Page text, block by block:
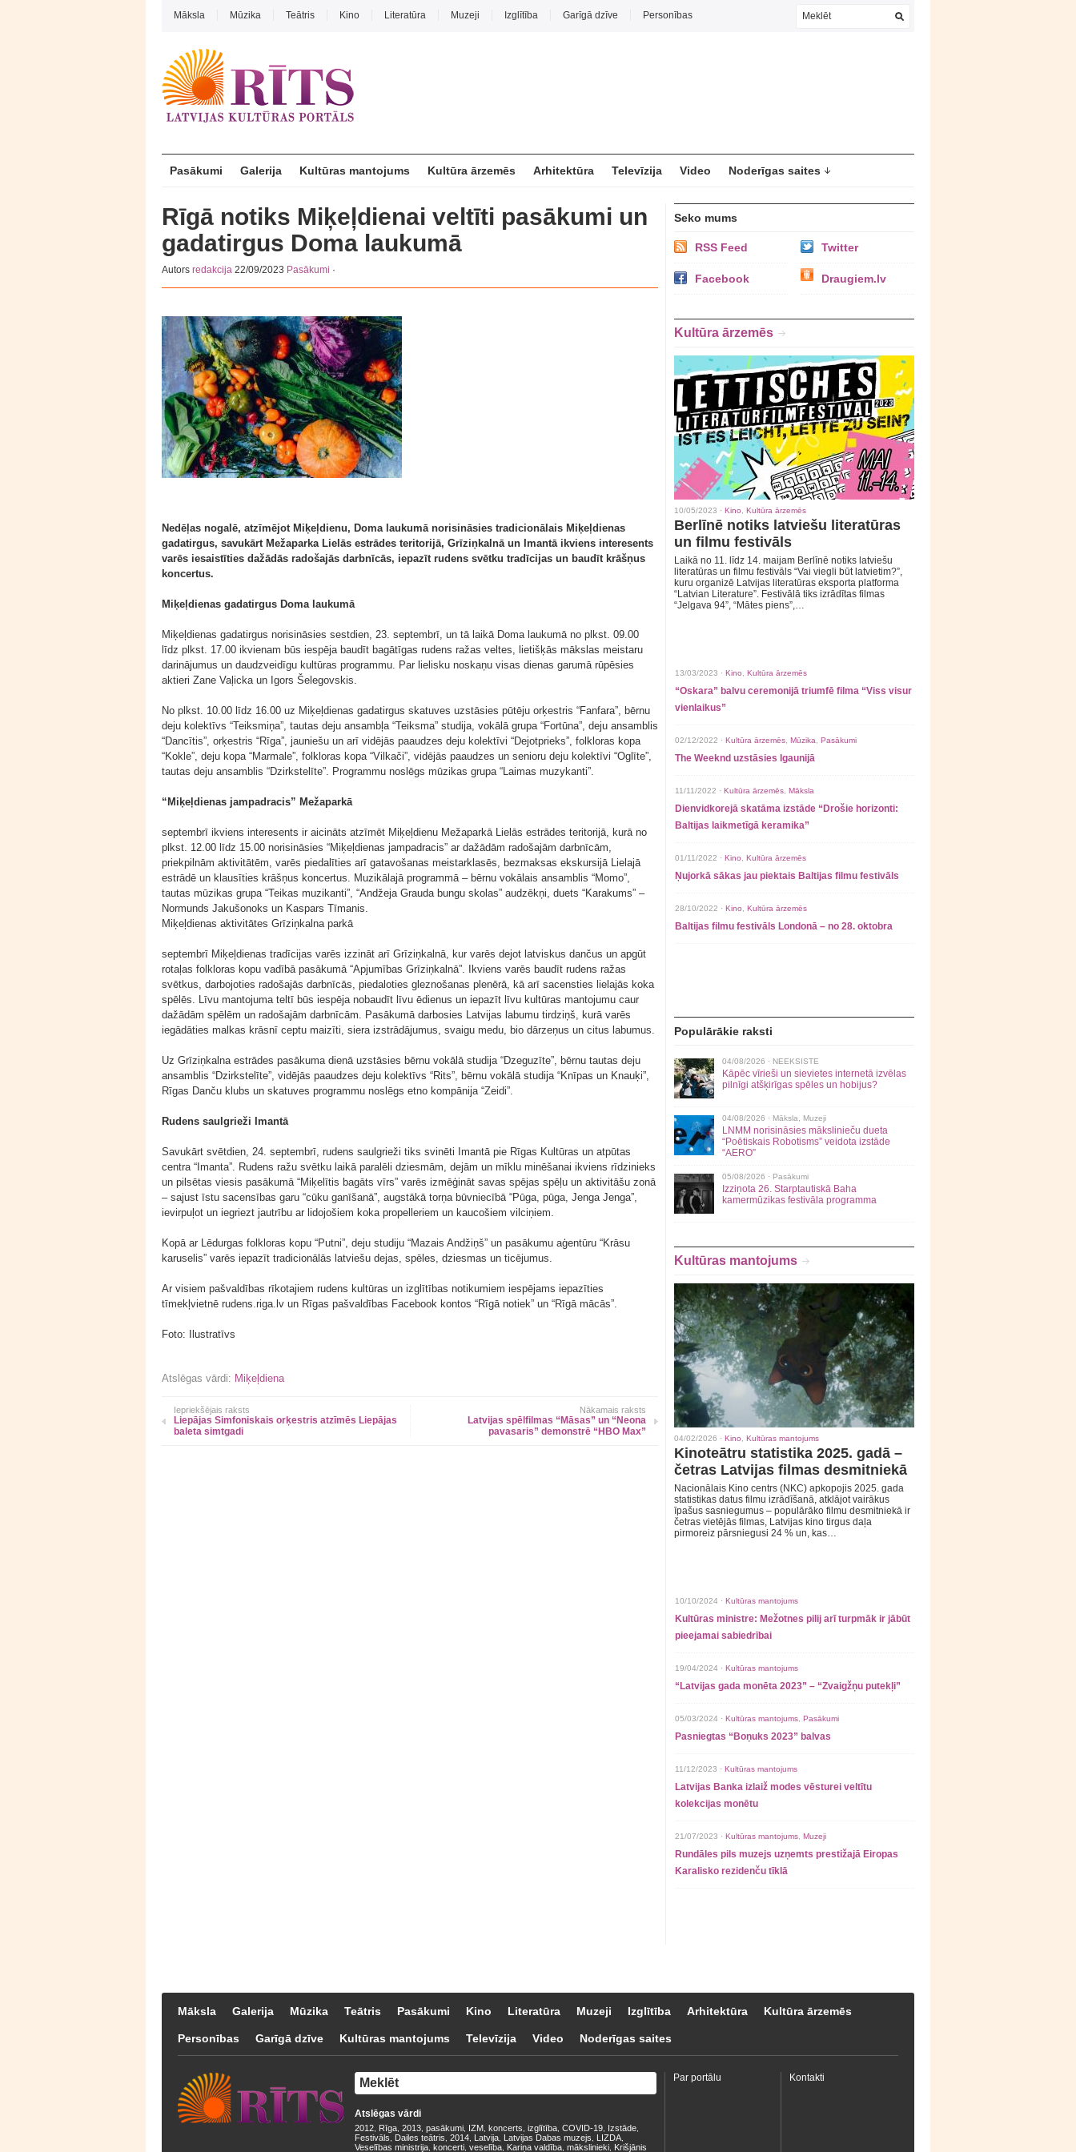
Māksla Mūzika Teātris Kino Literatūra Muzeji Izglītība Garīgā dzīve Personības
Pasākumi Galerija Kultūras mantojums Kultūra ārzemēs Arhitektūra Televīzija Video Noderīgas saites
Rīgā notiks Miķeļdienai veltīti pasākumi un
gadatirgus Doma laukumā
Autors redakcija 22/09/2023 Pasākumi ·
Nedēļas nogalē, atzīmējot Miķeļdienu, Doma laukumā norisināsies tradicionālais Miķeļdienas
gadatirgus, savukārt Mežaparka Lielās estrādes teritorijā, Grīziņkalnā un Imantā ikviens interesents
varēs iesaistīties dažādās radošajās darbnīcās, iepazīt rudens svētku tradīcijas un baudīt krāšņus
koncertus.
Miķeļdienas gadatirgus Doma laukumā
Miķeļdienas gadatirgus norisināsies sestdien, 23. septembrī, un tā laikā Doma laukumā no plkst. 09.00
līdz plkst. 17.00 ikvienam būs iespēja baudīt bagātīgas rudens ražas veltes, lietišķās mākslas meistaru
darinājumus un daudzveidīgu kultūras programmu. Par lielisku noskaņu visas dienas garumā rūpēsies
aktieri Zane Vaļicka un Igors Šelegovskis.
No plkst. 10.00 līdz 16.00 uz Miķeļdienas gadatirgus skatuves uzstāsies pūtēju orķestris “Fanfara”, bērnu
deju kolektīvs “Teiksmiņa”, tautas deju ansambļa “Teiksma” studija, vokālā grupa “Fortūna”, deju ansamblis
“Dancītis”, orķestris “Rīga”, jauniešu un arī vidējās paaudzes deju kolektīvi “Dejotprieks”, folkloras kopa
“Kokle”, deju kopa “Marmale”, folkloras kopa “Vilkači”, vidējās paaudzes un senioru deju kolektīvi “Oglīte”,
tautas deju ansamblis “Dzirkstelīte”. Programmu noslēgs mūzikas grupa “Laimas muzykanti”.
“Miķeļdienas jampadracis” Mežaparkā
septembrī ikviens interesents ir aicināts atzīmēt Miķeļdienu Mežaparkā Lielās estrādes teritorijā, kurā no
plkst. 12.00 līdz 15.00 norisināsies “Miķeļdienas jampadracis” ar dažādām radošajām darbnīcām,
priekpilnām aktivitātēm, varēs piedalīties arī gatavošanas meistarklasēs, bezmaksas ekskursijā Lielajā
estrādē un klausīties krāšņus koncertus. Muzikālajā programmā – bērnu vokālais ansamblis “Momo”,
tautas mūzikas grupa “Teikas muzikanti”, “Andžeja Grauda bungu skolas” audzēkņi, duets “Karakums” –
Normunds Jakušonoks un Kaspars Tīmanis.
Miķeļdienas aktivitātes Grīziņkalna parkā
septembrī Miķeļdienas tradīcijas varēs izzināt arī Grīziņkalnā, kur varēs dejot latviskus dančus un apgūt
rotaļas folkloras kopu vadībā pasākumā “Apjumības Grīziņkalnā”. Ikviens varēs baudīt rudens ražas
svētkus, darbojoties radošajās darbnīcās, piedaloties gleznošanas plenērā, kā arī sacensties lielajās koka
spēlēs. Līvu mantojuma teltī būs iespēja nobaudīt līvu ēdienus un iepazīt līvu kultūras mantojumu caur
dažādām spēlēm un radošajām darbnīcām. Pasākumā darbosies Latvijas labumu tirdziņš, kurā varēs
iegādāties malkas krāsnī ceptu maizīti, siera izstrādājumus, svaigu medu, bio dārzeņus un citus labumus.
Uz Grīziņkalna estrādes pasākuma dienā uzstāsies bērnu vokālā studija “Dzeguzīte”, bērnu tautas deju
ansamblis “Dzirkstelīte”, vidējās paaudzes deju kolektīvs “Rits”, bērnu vokālā studija “Knīpas un Knauķi”,
Rīgas Danču klubs un skatuves programmu noslēgs etno kompānija “Zeidi”.
Rudens saulgrieži Imantā
Savukārt svētdien, 24. septembrī, rudens saulgrieži tiks svinēti Imantā pie Rīgas Kultūras un atpūtas
centra “Imanta”. Rudens ražu svētku laikā paralēli dziesmām, dejām un mīklu minēšanai ikviens rīdzinieks
un pilsētas viesis pasākumā “Miķelītis bagāts vīrs” varēs izmēģināt savas spējas spēļu un aktivitāšu zonā
– sajust īstu sacensības garu “cūku ganīšanā”, augstākā torņa būvniecībā “Pūga, pūga, Jenga Jenga”,
ievirpuļot un iegriezt jautrību ar lidojošiem koka propelleriem un kaucošiem vilciņiem.
Kopā ar Lēdurgas folkloras kopu “Putni”, deju studiju “Mazais Andžiņš” un pasākumu aģentūru “Krāsu
karuselis” varēs iepazīt tradicionālās latviešu dejas, spēles, dziesmas un ticējumus.
Ar visiem pašvaldības rīkotajiem rudens kultūras un izglītības notikumiem iespējams iepazīties
tīmekļvietnē rudens.riga.lv un Rīgas pašvaldības Facebook kontos “Rīgā notiek” un “Rīgā mācās”.
Foto: Ilustratīvs
Atslēgas vārdi: Miķeļdiena
Iepriekšējais raksts
Liepājas Simfoniskais orķestris atzīmēs Liepājas
baleta simtgadi
Nākamais raksts
Latvijas spēlfilmas “Māsas” un “Neona
pavasaris” demonstrē “HBO Max”
Seko mums
RSS Feed Twitter
Facebook Draugiem.lv
Kultūra ārzemēs
10/05/2023 · Kino Kultūra ārzemēs
Berlīnē notiks latviešu literatūras
un filmu festivāls
Laikā no 11. līdz 14. maijam Berlīnē notiks latviešu
literatūras un filmu festivāls “Vai viegli būt latvietim?”,
kuru organizē Latvijas literatūras eksporta platforma
“Latvian Literature”. Festivālā tiks izrādītas filmas
“Jelgava 94”, “Mātes piens”,…
13/03/2023 · Kino Kultūra ārzemēs
“Oskara” balvu ceremonijā triumfē filma “Viss visur
vienlaikus”
02/12/2022 · Kultūra ārzemēs Mūzika Pasākumi
The Weeknd uzstāsies Igaunijā
11/11/2022 · Kultūra ārzemēs Māksla
Dienvidkorejā skatāma izstāde “Drošie horizonti:
Baltijas laikmetīgā keramika”
01/11/2022 · Kino Kultūra ārzemēs
Ņujorkā sākas jau piektais Baltijas filmu festivāls
28/10/2022 · Kino Kultūra ārzemēs
Baltijas filmu festivāls Londonā – no 28. oktobra
Populārākie raksti
04/08/2026 · NEEKSISTE
Kāpēc vīrieši un sievietes internetā izvēlas
pilnīgi atšķirīgas spēles un hobijus?
04/08/2026 · Māksla Muzeji
LNMM norisināsies mākslinieču dueta
“Poētiskais Robotisms” veidota izstāde
“AERO”
05/08/2026 · Pasākumi
Izziņota 26. Starptautiskā Baha
kamermūzikas festivāla programma
Kultūras mantojums
04/02/2026 · Kino Kultūras mantojums
Kinoteātru statistika 2025. gadā –
četras Latvijas filmas desmitniekā
Nacionālais Kino centrs (NKC) apkopojis 2025. gada
statistikas datus filmu izrādīšanā, atklājot vairākus
īpašus sasniegumus – populārāko filmu desmitniekā ir
četras vietējās filmas, Latvijas kino tirgus daļa
pirmoreiz pārsniegusi 24 % un, kas…
10/10/2024 · Kultūras mantojums
Kultūras ministre: Mežotnes pilij arī turpmāk ir jābūt
pieejamai sabiedrībai
19/04/2024 · Kultūras mantojums
“Latvijas gada monēta 2023” – “Zvaigžņu putekļi”
05/03/2024 · Kultūras mantojums Pasākumi
Pasniegtas “Boņuks 2023” balvas
11/12/2023 · Kultūras mantojums
Latvijas Banka izlaiž modes vēsturei veltītu
kolekcijas monētu
21/07/2023 · Kultūras mantojums Muzeji
Rundāles pils muzejs uzņemts prestižajā Eiropas
Karalisko rezidenču tīklā
Māksla Galerija Mūzika Teātris Pasākumi Kino Literatūra Muzeji Izglītība Arhitektūra Kultūra ārzemēs
Personības Garīgā dzīve Kultūras mantojums Televīzija Video Noderīgas saites
Atslēgas vārdi
2012 Rīga 2013 pasākumi IZM koncerts izglītība COVID-19 Izstāde
Festivāls Dailes teātris 2014 Latvija Latvijas Dabas muzejs LIZDA
Veselības ministrija koncerti veselība Kariņa valdība mākslinieki Krišjānis
Par portālu Kontakti